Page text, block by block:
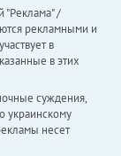
"Реклама" /
рекламными и
в
в этих
суждения,
украинскому
несет